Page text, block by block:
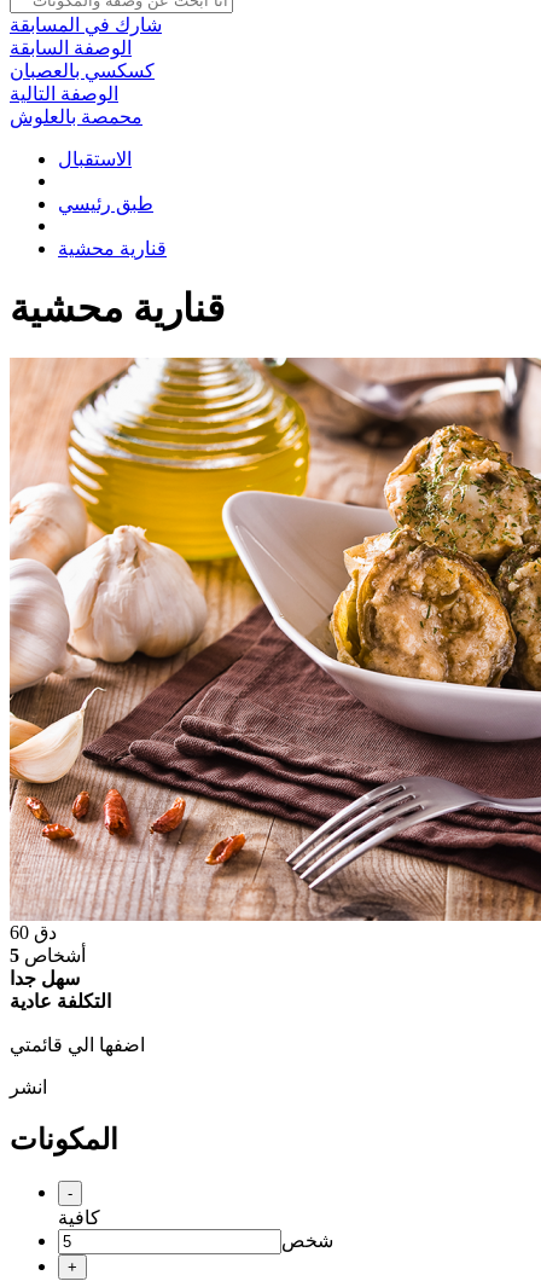
شارك في المسابقة
الوصفة السابقة
كسكسي بالعصبان
الوصفة التالية
محمصة بالعلوش
الاستقبال
طبق رئيسي
قنارية محشية
قنارية محشية
60 دق
5 أشخاص
سهل جدا
التكلفة عادية
اضفها الي قائمتي
انشر
المكونات
-
كافية
شخص
+